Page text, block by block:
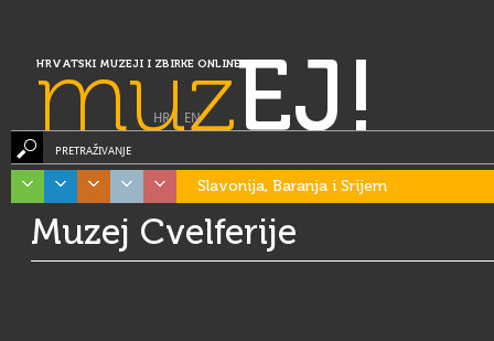
HRVATSKI MUZEJI I ZBIRKE ONLINE
muzEJ!
HR| EN
PRETRAŽIVANJE
Slavonija, Baranja i Srijem
Muzej Cvelferije